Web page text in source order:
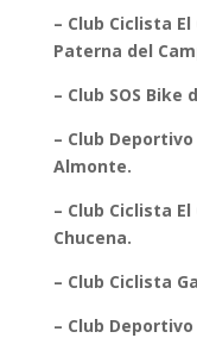
– Club Ciclista
Paterna del
– Club SOS Bike
– Club
Almonte.
– Club Ciclista
Chucena.
– Club Ciclista
– Club